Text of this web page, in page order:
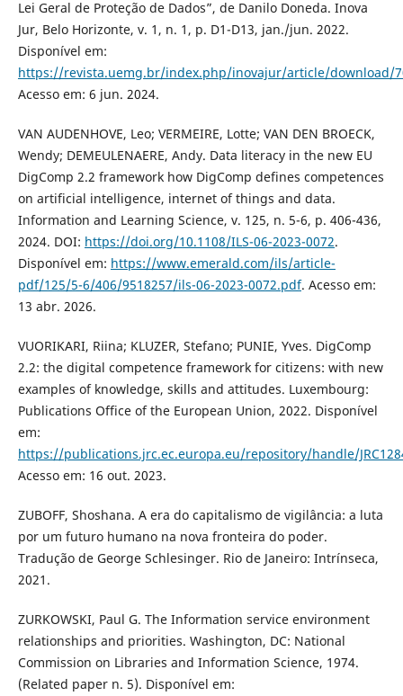
Lei Geral de Proteção de Dados”, de Danilo Doneda. Inova
Jur, Belo Horizonte, v. 1, n. 1, p. D1-D13, jan./jun. 2022.
Disponível em:
https://revista.uemg.br/index.php/inovajur/article/download/
Acesso em: 6 jun. 2024.
VAN AUDENHOVE, Leo; VERMEIRE, Lotte; VAN DEN BROECK,
Wendy; DEMEULENAERE, Andy. Data literacy in the new EU
DigComp 2.2 framework how DigComp defines competences
on artificial intelligence, internet of things and data.
Information and Learning Science, v. 125, n. 5-6, p. 406-436,
2024. DOI: https://doi.org/10.1108/ILS-06-2023-0072.
Disponível em: https://www.emerald.com/ils/article-
pdf/125/5-6/406/9518257/ils-06-2023-0072.pdf. Acesso em:
13 abr. 2026.
VUORIKARI, Riina; KLUZER, Stefano; PUNIE, Yves. DigComp
2.2: the digital competence framework for citizens: with new
examples of knowledge, skills and attitudes. Luxembourg:
Publications Office of the European Union, 2022. Disponível
em:
https://publications.jrc.ec.europa.eu/repository/handle/
Acesso em: 16 out. 2023.
ZUBOFF, Shoshana. A era do capitalismo de vigilância: a luta
por um futuro humano na nova fronteira do poder.
Tradução de George Schlesinger. Rio de Janeiro: Intrínseca,
2021.
ZURKOWSKI, Paul G. The Information service environment
relationships and priorities. Washington, DC: National
Commission on Libraries and Information Science, 1974.
(Related paper n. 5). Disponível em: